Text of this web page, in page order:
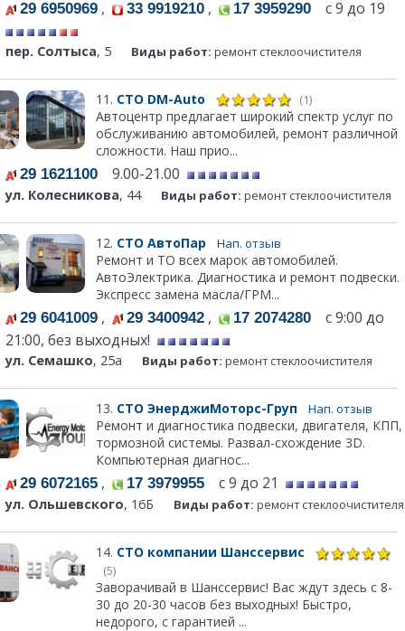
29 6950969 , 33 9919210 , 17 3959290 с 9 до 19
пер. Солтыса, 5 Виды работ: ремонт стеклоочистителя
11. СТО DM-Auto (1)
Автоцентр предлагает широкий спектр услуг по
обслуживанию автомобилей, ремонт различной
сложности. Наш прио...
29 1621100 9.00-21.00
ул. Колесникова, 44 Виды работ: ремонт стеклоочистителя
12. СТО АвтоПар Нап. отзыв
Ремонт и ТО всех марок автомобилей.
АвтоЭлектрика. Диагностика и ремонт подвески.
Экспресс замена масла/ГРМ...
29 6041009 , 29 3400942 , 17 2074280 с 9:00 до
21:00, без выходных!
ул. Семашко, 25а Виды работ: ремонт стеклоочистителя
13. СТО ЭнерджиМоторс-Груп Нап. отзыв
Ремонт и диагностика подвески, двигателя, КПП,
тормозной системы. Развал-схождение 3D.
Компьютерная диагнос...
29 6072165 , 17 3979955 с 9 до 21
ул. Ольшевского, 16Б Виды работ: ремонт стеклоочистителя
14. СТО компании Шанссервис
(5)
Заворачивай в Шанссервис! Вас ждут здесь с 8-
30 до 20-30 часов без выходных! Быстро,
недорого, с гарантией ...